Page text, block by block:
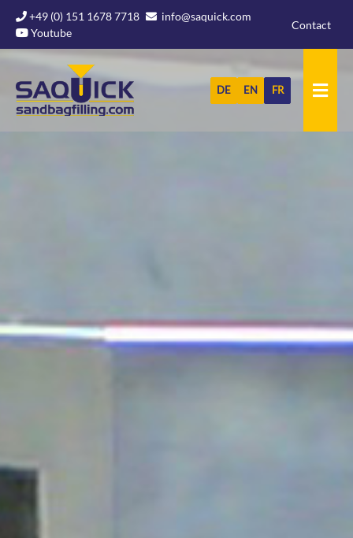
+49 (0) 151 1678 7718
info@saquick.com
Youtube
Aller
Contact
DE EN FR